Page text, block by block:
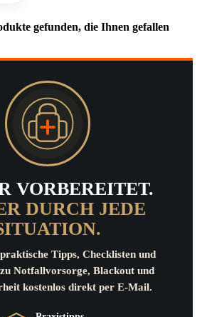
gefunden, die Ihnen gefallen
VORBEREITET.
DURCH JEDE
Tipps, Checklisten und
Notfallvorsorge, Blackout und
kostenlos direkt per E-Mail.